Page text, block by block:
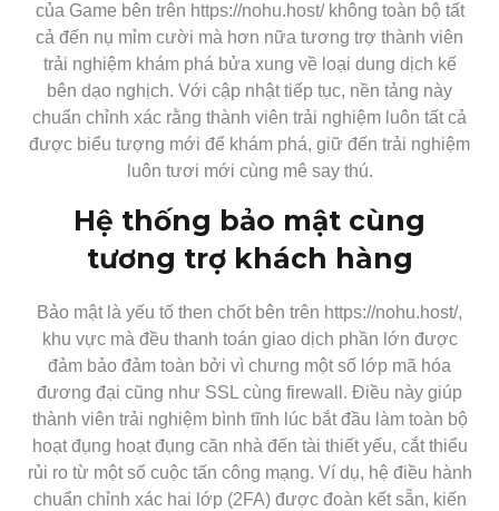
của Game bên trên https://nohu.host/ không toàn bộ tất
cả đến nụ mỉm cười mà hơn nữa tương trợ thành viên
trải nghiệm khám phá bửa xung về loại dung dịch kế
bên dạo nghịch. Với cập nhật tiếp tục, nền tảng này
chuẩn chỉnh xác rằng thành viên trải nghiệm luôn tất cả
được biểu tượng mới để khám phá, giữ đến trải nghiệm
luôn tươi mới cùng mê say thú.
Hệ thống bảo mật cùng
tương trợ khách hàng
Bảo mật là yếu tố then chốt bên trên https://nohu.host/,
khu vực mà đều thanh toán giao dịch phần lớn được
đảm bảo đảm toàn bởi vì chưng một số lớp mã hóa
đương đại cũng như SSL cùng firewall. Điều này giúp
thành viên trải nghiệm bình tĩnh lúc bắt đầu làm toàn bộ
hoạt đụng hoạt đụng căn nhà đến tài thiết yếu, cắt thiểu
rủi ro từ một số cuộc tấn công mạng. Ví dụ, hệ điều hành
chuẩn chỉnh xác hai lớp (2FA) được đoàn kết sẵn, kiến